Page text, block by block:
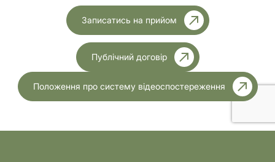
Записатись на прийом
Публічний договір
Положення про систему відеоспостереження